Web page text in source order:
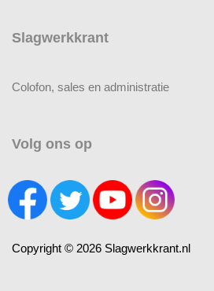
Slagwerkkrant
Colofon, sales en administratie
Volg ons op
Copyright © 2026 Slagwerkkrant.nl